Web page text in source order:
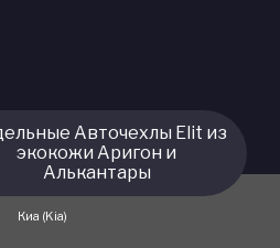
Авточехлы Elit из
экокожи Аригон и
Алькантары
Киа (Kia)